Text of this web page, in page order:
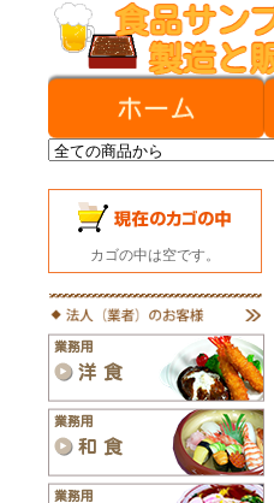
カゴの中は空です。